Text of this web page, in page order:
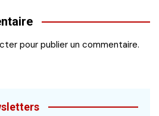
pour publier un commentaire.